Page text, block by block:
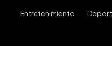
Entretenimiento